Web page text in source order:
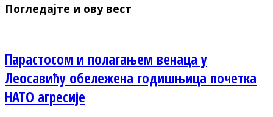
Погледајте и ову вест
Парастосом и полагањем венаца у
Леосавићу обележена годишњица почетка
НАТО агресије